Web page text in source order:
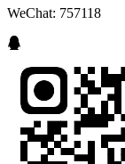
WeChat: 757118